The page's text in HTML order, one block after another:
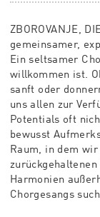
ZBOROVANJE,
gemeinsamer,
Ein seltsamer
willkommen ist. O
sanft oder
uns allen zur
Potentials oft
bewusst
Raum, in dem
Harmonien
Chorgesangs